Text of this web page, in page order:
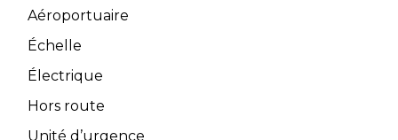
Aéroportuaire
Échelle
Électrique
Hors route
Unité d’urgence